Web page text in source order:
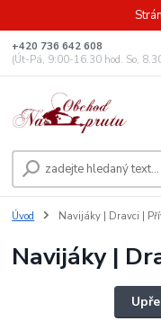
+420 736 642 608
(Út-Pá, 9:00-16.30 hod. So,
Úvod Navijáky | Dravci |
Navijáky |